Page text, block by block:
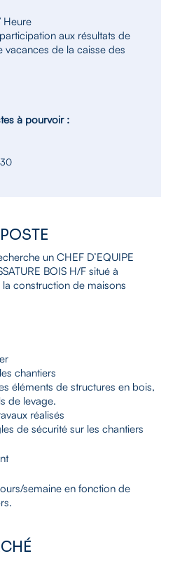
Heure
aux résultats de
vacances de la caisse des
à pourvoir :
un CHEF D’EQUIPE
BOIS H/F situé à
construction de maisons
chantiers
éléments de structures en bois,
de levage.
réalisés
de sécurité sur les chantiers
semaine en fonction de